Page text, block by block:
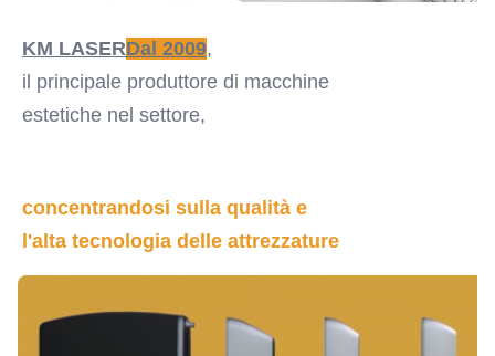
KM LASERDal 2009,
il principale produttore di macchine
estetiche nel settore,
concentrandosi sulla qualità e
l'alta tecnologia delle attrezzature